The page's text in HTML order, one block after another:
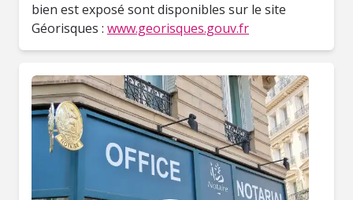
bien est exposé sont disponibles sur le site
Géorisques : www.georisques.gouv.fr